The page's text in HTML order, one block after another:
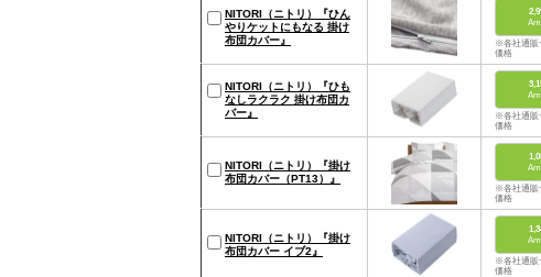
NITORI（ニトリ）『ひん
やりケットにもなる 掛け
布団カバー』
※各社通販
価格
NITORI（ニトリ）『ひも
なしラクラク 掛け布団カ
バー』
※各社通販
価格
NITORI（ニトリ）『掛け
布団カバー（PT13）』
※各社通販
価格
NITORI（ニトリ）『掛け
布団カバー イブ2』
※各社通販
価格